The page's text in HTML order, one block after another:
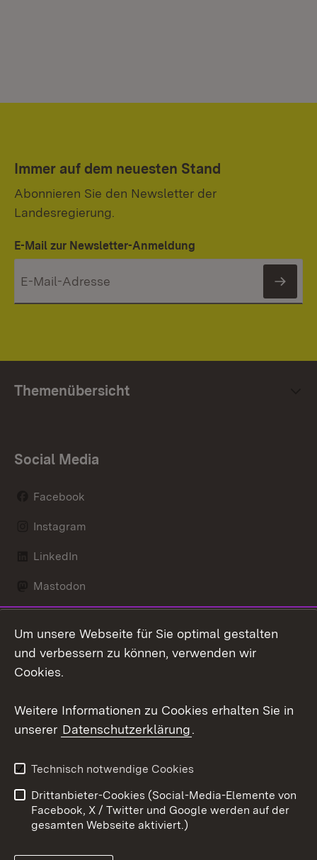
Immer auf dem neuesten Stand
Abonnieren Sie den Newsletter der
Landesregierung.
E-Mail zur Newsletter-Anmeldung
Themenübersicht
Social Media
Facebook
Instagram
LinkedIn
Mastodon
X / Twitter
Youtube
Kontakt
Datenschutz
Barrierefreiheit
Impressum Cookies
Um unsere Webseite für Sie optimal gestalten
und verbessern zu können, verwenden wir
Cookies.
Weitere Informationen zu Cookies erhalten Sie in
unserer Datenschutzerklärung.
Technisch notwendige Cookies
Drittanbieter-Cookies (Social-Media-Elemente von
Facebook, X / Twitter und Google werden auf der
gesamten Webseite aktiviert.)